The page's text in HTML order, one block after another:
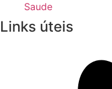
Saude
Links úteis